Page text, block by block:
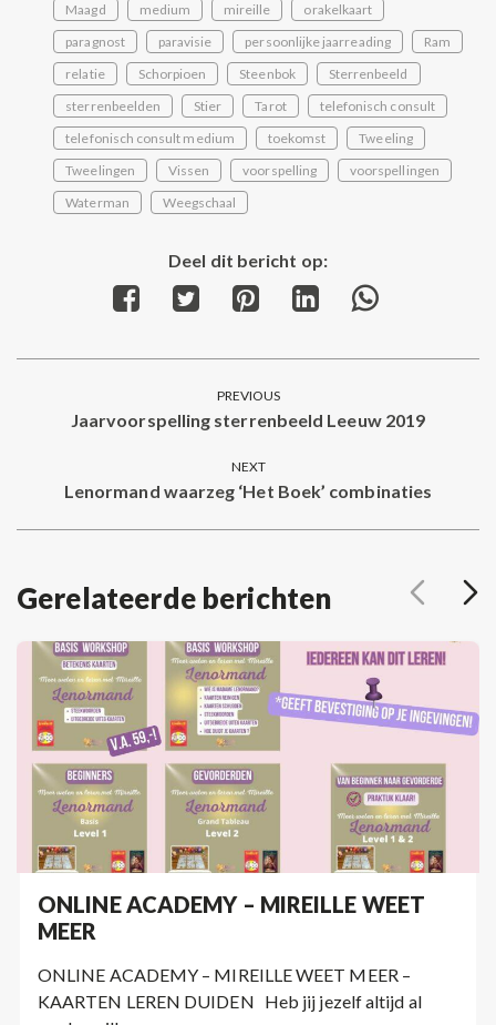
Maagd
medium mireille
orakelkaart
paragnost
paravisie persoonlijke jaarreading
Ram
relatie
Schorpioen Steenbok
Sterrenbeeld
sterrenbeelden
Stier Tarot
telefonisch consult
telefonisch consult medium
toekomst
Tweeling
Tweelingen
Vissen voorspelling
voorspellingen
Waterman
Weegschaal
Deel dit bericht op:
Share
Facebook
Share
Twitter
Share
Pinterest
Share
LinkedInWhatsApp
navigation
PREVIOUS
Previous
Jaarvoorspelling sterrenbeeld Leeuw 2019
NEXT
Next
post:
Lenormand waarzeg ‘Het Boek’ combinaties
Gerelateerde berichten
ONLINE ACADEMY – MIREILLE WEET
MEER
ONLINE ACADEMY – MIREILLE WEET MEER –
KAARTEN LEREN DUIDEN Heb jij jezelf altijd al